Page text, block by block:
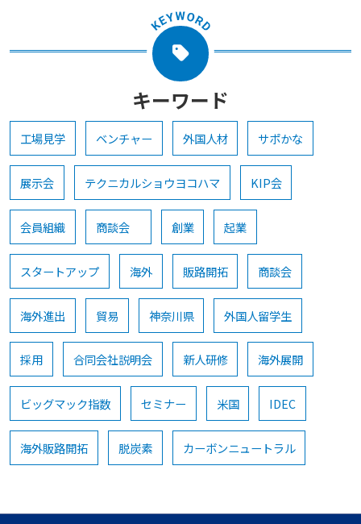
キーワード
工場見学 ベンチャー 外国人材 サポかな
展示会 テクニカルショウヨコハマ KIP会
会員組織 商談会 創業 起業
スタートアップ 海外 販路開拓 商談会
海外進出 貿易 神奈川県 外国人留学生
採用 合同会社説明会 新人研修 海外展開
ビッグマック指数 セミナー 米国 IDEC
海外販路開拓 脱炭素 カーボンニュートラル